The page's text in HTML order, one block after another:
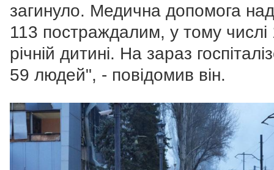
загинуло. Медична допомога
113 постраждалим, у тому числі
річній дитині. На зараз
59 людей", - повідомив він.